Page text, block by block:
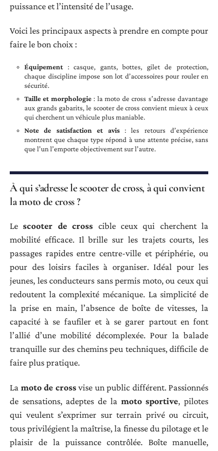
puissance et l’intensité de l’usage.
Voici les principaux aspects à prendre en compte pour
faire le bon choix :
Équipement: casque, gants, bottes, gilet de protection,
chaque discipline impose son lot d’accessoires pour rouler en
sécurité.
Taille et morphologie: la moto de cross s’adresse davantage
aux grands gabarits, le scooter de cross convient mieux à ceux
qui cherchent un véhicule plus maniable.
Note de satisfaction et avis: les retours d’expérience
montrent que chaque type répond à une attente précise, sans
que l’un l’emporte objectivement sur l’autre.
À qui s’adresse le scooter de cross, à qui convient
la moto de cross ?
Lescooter de cross cible ceux qui cherchent la
mobilité efficace. Il brille sur les trajets courts, les
passages rapides entre centre-ville et périphérie, ou
pour des loisirs faciles à organiser. Idéal pour les
jeunes, les conducteurs sans permis moto, ou ceux qui
redoutent la complexité mécanique. La simplicité de
la prise en main, l’absence de boîte de vitesses, la
capacité à se faufiler et à se garer partout en font
l’allié d’une mobilité décomplexée. Pour la balade
tranquille sur des chemins peu techniques, difficile de
faire plus pratique.
La moto de crossvise un public différent. Passionnés
de sensations, adeptes de la moto sportive, pilotes
qui veulent s’exprimer sur terrain privé ou circuit,
tous privilégient la maîtrise, la finesse du pilotage et le
plaisir de la puissance contrôlée. Boîte manuelle,